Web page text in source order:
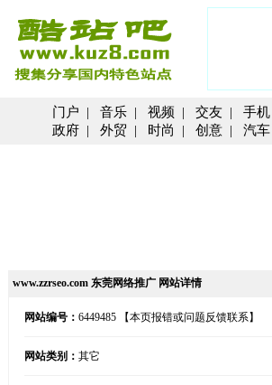
门户 | 音乐 | 视频 | 交友 | 手机
政府 | 外贸 | 时尚 | 创意 | 汽车
www.zzrseo.com 东莞网络推广 网站详情
网站编号： 6449485 【本页报错或问题反馈联系】
网站类别： 其它